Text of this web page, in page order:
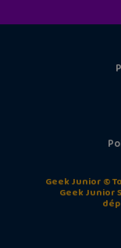
Geek Junior ©
Geek Junior